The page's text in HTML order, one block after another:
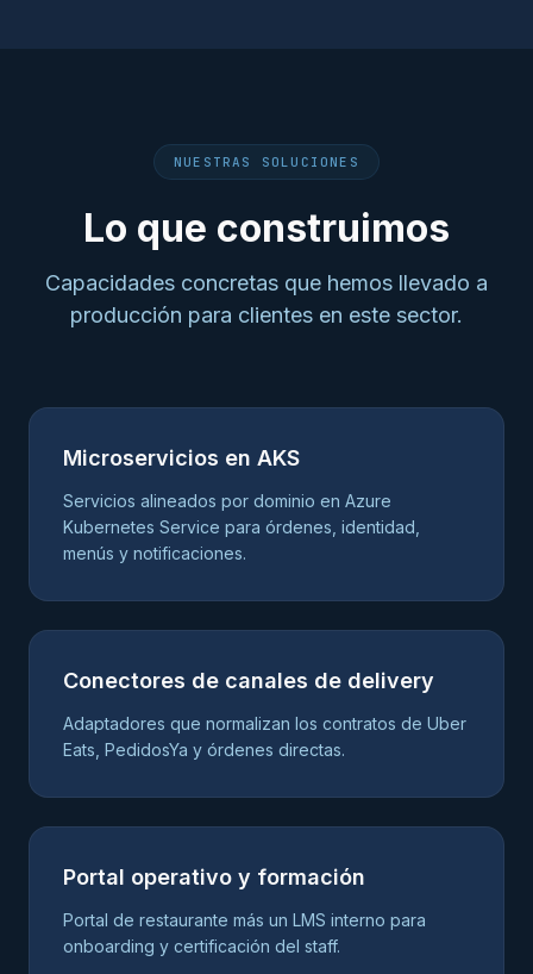
NUESTRAS SOLUCIONES
Lo que construimos
Capacidades concretas que hemos llevado a
producción para clientes en este sector.
Microservicios en AKS
Servicios alineados por dominio en Azure
Kubernetes Service para órdenes, identidad,
menús y notificaciones.
Conectores de canales de delivery
Adaptadores que normalizan los contratos de Uber
Eats, PedidosYa y órdenes directas.
Portal operativo y formación
Portal de restaurante más un LMS interno para
onboarding y certificación del staff.